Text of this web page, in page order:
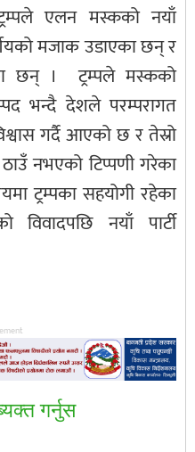
ट्रम्पले एलन मस्कको नयाँ
मजाक उडाएका छन् र
छन् । ट्रम्पले मस्कको
भन्दै देशले परम्परागत
गर्दै आएको छ र तेस्रो
नभएको टिप्पणी गरेका
ट्रम्पका सहयोगी रहेका
विवादपछि नयाँ पार्टी
गर्नुस